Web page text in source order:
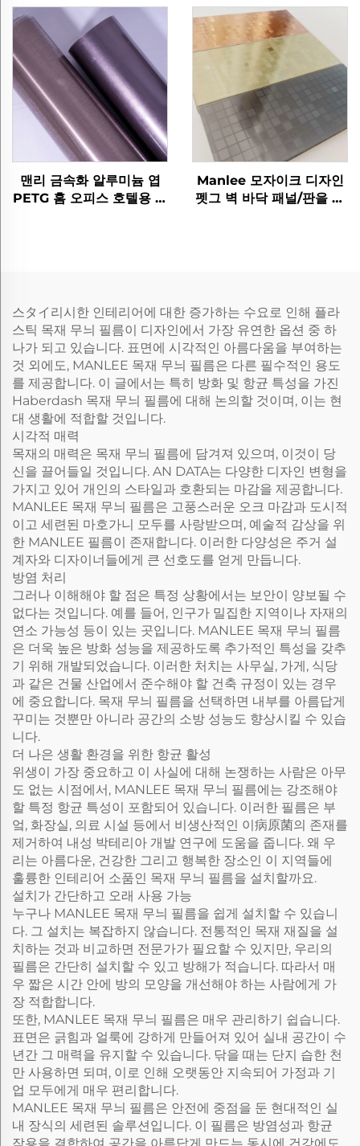
미네이션 벽 패널
엌 캐비닛
맨리 금속화 알루미늄 엽
PETG 홈 오피스 호텔용 장
Manlee 모자이크 디자인
펫그 벽 바닥 패널/판을 위
스タイ리시한 인테리어에 대한 증가하는 수요로 인해 플라
스틱 목재 무늬 필름이 디자인에서 가장 유연한 옵션 중 하
나가 되고 있습니다. 표면에 시각적인 아름다움을 부여하는
것 외에도, MANLEE 목재 무늬 필름은 다른 필수적인 용도
를 제공합니다. 이 글에서는 특히 방화 및 항균 특성을 가진
Haberdash 목재 무늬 필름에 대해 논의할 것이며, 이는 현
대 생활에 적합할 것입니다.
시각적 매력
목재의 매력은 목재 무늬 필름에 담겨져 있으며, 이것이 당
신을 끌어들일 것입니다. AN DATA는 다양한 디자인 변형을
가지고 있어 개인의 스타일과 호환되는 마감을 제공합니다.
MANLEE 목재 무늬 필름은 고풍스러운 오크 마감과 도시적
이고 세련된 마호가니 모두를 사랑받으며, 예술적 감상을 위
한 MANLEE 필름이 존재합니다. 이러한 다양성은 주거 설
계자와 디자이너들에게 큰 선호도를 얻게 만듭니다.
방염 처리
그러나 이해해야 할 점은 특정 상황에서는 보안이 양보될 수
없다는 것입니다. 예를 들어, 인구가 밀집한 지역이나 자재의
연소 가능성 등이 있는 곳입니다. MANLEE 목재 무늬 필름
은 더욱 높은 방화 성능을 제공하도록 추가적인 특성을 갖추
기 위해 개발되었습니다. 이러한 처치는 사무실, 가게, 식당
과 같은 건물 산업에서 준수해야 할 건축 규정이 있는 경우
에 중요합니다. 목재 무늬 필름을 선택하면 내부를 아름답게
꾸미는 것뿐만 아니라 공간의 소방 성능도 향상시킬 수 있습
니다.
더 나은 생활 환경을 위한 항균 활성
위생이 가장 중요하고 이 사실에 대해 논쟁하는 사람은 아무
도 없는 시점에서, MANLEE 목재 무늬 필름에는 강조해야
할 특정 항균 특성이 포함되어 있습니다. 이러한 필름은 부
엌, 화장실, 의료 시설 등에서 비생산적인 이病原菌의 존재를
제거하여 내성 박테리아 개발 연구에 도움을 줍니다. 왜 우
리는 아름다운, 건강한 그리고 행복한 장소인 이 지역들에
훌륭한 인테리어 소품인 목재 무늬 필름을 설치할까요.
설치가 간단하고 오래 사용 가능
누구나 MANLEE 목재 무늬 필름을 쉽게 설치할 수 있습니
다. 그 설치는 복잡하지 않습니다. 전통적인 목재 재질을 설
치하는 것과 비교하면 전문가가 필요할 수 있지만, 우리의
필름은 간단히 설치할 수 있고 방해가 적습니다. 따라서 매
우 짧은 시간 안에 방의 모양을 개선해야 하는 사람에게 가
장 적합합니다.
또한, MANLEE 목재 무늬 필름은 매우 관리하기 쉽습니다.
표면은 긁힘과 얼룩에 강하게 만들어져 있어 실내 공간이 수
년간 그 매력을 유지할 수 있습니다. 닦을 때는 단지 습한 천
만 사용하면 되며, 이로 인해 오랫동안 지속되어 가정과 기
업 모두에게 매우 편리합니다.
MANLEE 목재 무늬 필름은 안전에 중점을 둔 현대적인 실
내 장식의 세련된 솔루션입니다. 이 필름은 방염성과 항균